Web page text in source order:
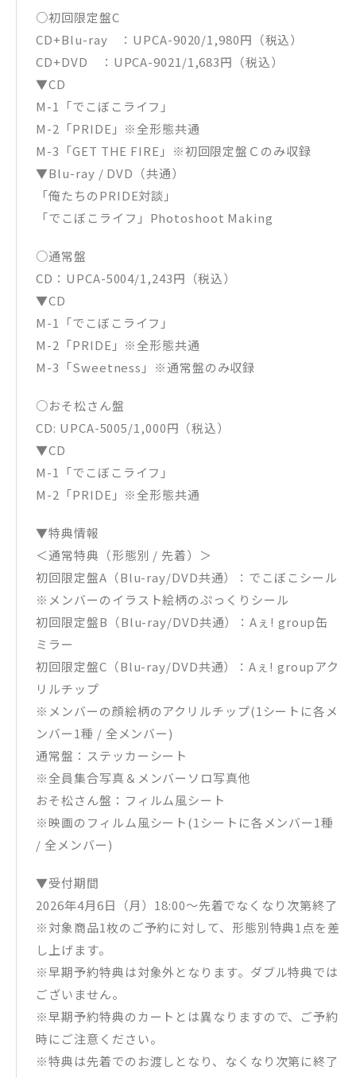
○初回限定盤C
CD+Blu-ray ：UPCA-9020/1,980円（税込）
CD+DVD ：UPCA-9021/1,683円（税込）
▼CD
M-1「でこぼこライフ」
M-2「PRIDE」※全形態共通
M-3「GET THE FIRE」※初回限定盤Ｃのみ収録
▼Blu-ray / DVD（共通）
「俺たちのPRIDE対談」
「でこぼこライフ」Photoshoot Making
○通常盤
CD：UPCA-5004/1,243円（税込）
▼CD
M-1「でこぼこライフ」
M-2「PRIDE」※全形態共通
M-3「Sweetness」※通常盤のみ収録
○おそ松さん盤
CD: UPCA-5005/1,000円（税込）
▼CD
M-1「でこぼこライフ」
M-2「PRIDE」※全形態共通
▼特典情報
＜通常特典（形態別 / 先着）＞
初回限定盤A（Blu-ray/DVD共通）：でこぼこシール
※メンバーのイラスト絵柄のぷっくりシール
初回限定盤B（Blu-ray/DVD共通）：Aぇ! group缶
ミラー
初回限定盤C（Blu-ray/DVD共通）：Aぇ! groupアク
リルチップ
※メンバーの顔絵柄のアクリルチップ(1シートに各メ
ンバー1種 / 全メンバー)
通常盤：ステッカーシート
※全員集合写真＆メンバーソロ写真他
おそ松さん盤：フィルム風シート
※映画のフィルム風シート(1シートに各メンバー1種
/ 全メンバー)
▼受付期間
2026年4月6日（月）18:00～先着でなくなり次第終了
※対象商品1枚のご予約に対して、形態別特典1点を差
し上げます。
※早期予約特典は対象外となります。ダブル特典では
ございません。
※早期予約特典のカートとは異なりますので、ご予約
時にご注意ください。
※特典は先着でのお渡しとなり、なくなり次第に終了